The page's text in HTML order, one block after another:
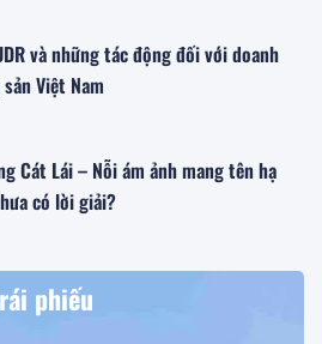
và những tác động đối với doanh
Việt Nam
Cát Lái – Nỗi ám ảnh mang tên hạ
có lời giải?
phiếu